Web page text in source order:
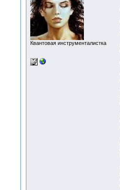
Квантовая инструменталистка